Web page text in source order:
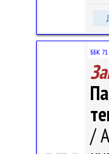
ББК 71.
/